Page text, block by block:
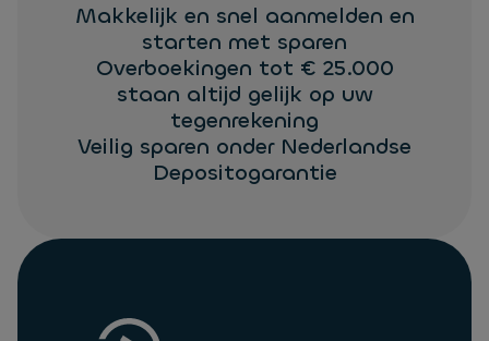
Makkelijk en snel aanmelden en
starten met sparen
Overboekingen tot € 25.000
staan altijd gelijk op uw
tegenrekening
Veilig sparen onder Nederlandse
Depositogarantie